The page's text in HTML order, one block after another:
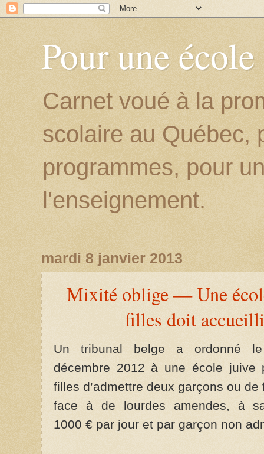
Pour une
Carnet voué à la
scolaire au Québec,
programmes, pour
l'enseignement.
mardi 8 janvier 2013
Mixité oblige — Une
filles doit
Un tribunal belge a ordonné
décembre 2012 à une école juive
filles d’admettre deux garçons ou de
face à de lourdes amendes, à
1000 € par jour et par garçon non